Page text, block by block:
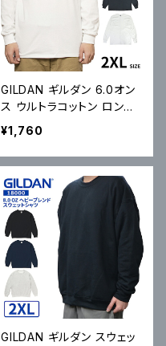
GILDAN ギルダン 6.0オン
ス ウルトラコットン ロング
スリーブ ポケット Tシャツ
Ultra Cotton 6.0 oz Lon
g Sleeve Pocket T-Shirt
2410 長袖 メール便対応可
¥1,760
GILDAN ギルダン スウェッ